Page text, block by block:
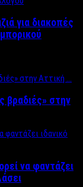
για διακοπές
βραδιές» στην
να φαντάζει